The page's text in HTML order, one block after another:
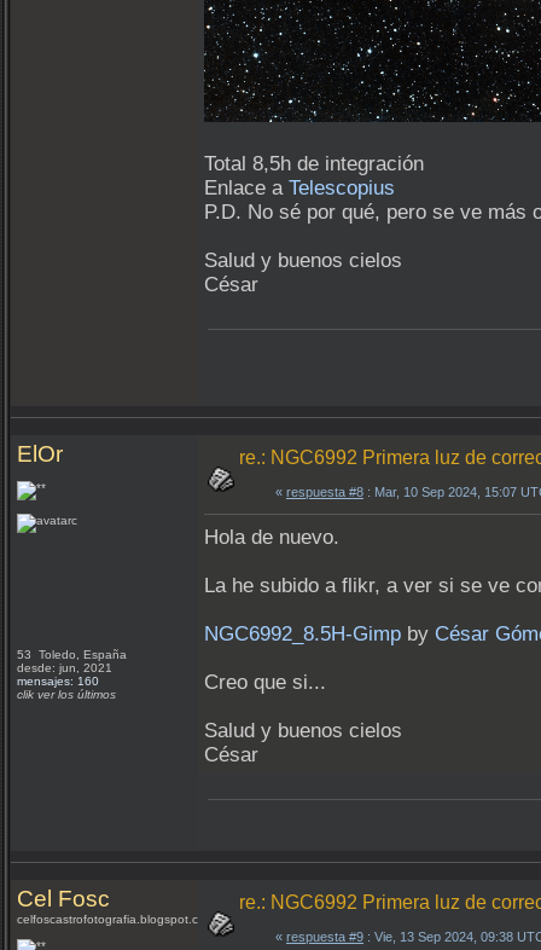
Total 8,5h de integración
Enlace a Telescopius
P.D. No sé por qué, pero se ve más
Salud y buenos cielos
César
ElOr
53 Toledo, España
desde: jun, 2021
mensajes: 160
clik ver los últimos
re.: NGC6992 Primera luz de
« respuesta #8 : Mar, 10 Sep 2024, 15:07
Hola de nuevo.
La he subido a flikr, a ver si se ve
NGC6992_8.5H-Gimp by César
Creo que si...
Salud y buenos cielos
César
Cel Fosc
celfoscastrofotografia.blogspot.com
re.: NGC6992 Primera luz de
« respuesta #9 : Vie, 13 Sep 2024, 09:38